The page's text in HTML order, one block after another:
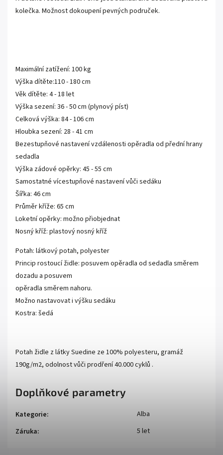
kolečka. Možnost dokoupení pevných područek.
Maximální zatížení: 100 kg
Výška dítěte:110 - 180 cm
Věk dítěte: 4 - 18 let
Výška sezení: 36 - 50 cm (plynový píst)
Celková výška: 84 - 106 cm
Hloubka sezení: 28 - 41 cm
Bezestupňové nastavení vzdálenosti opěradla od přední hrany
sedadla
Výška zádové opěrky: 45 - 55 cm
Samostatné vícestupňové nastavení vůči sedáku
Šířka: 46 cm
Průměr kříže: 65 cm
Loketní opěrky: možno přiobjednat
Nosný kříž: plastový nosný kříž
Potah: látkový potah, polyester
Princip rostoucí židle: posuvem opěradla od sedadla směrem
dozadu a posuvem
opěradla směrem nahoru.
Možno nastavovat i výšku sedáku
Kostra: šedá
Potah židle z látky Suedine ze 100% polyesteru, gramáž
190g/m2, odolnost vůči prodření 40.000 cyklů .
Doplňkové parametry
Kategorie:
Alba
Záruka: 5 let